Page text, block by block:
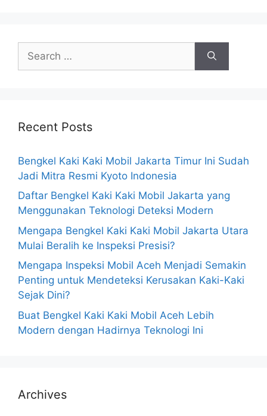
Recent Posts
Bengkel Kaki Kaki Mobil Jakarta Timur Ini Sudah
Jadi Mitra Resmi Kyoto Indonesia
Daftar Bengkel Kaki Kaki Mobil Jakarta yang
Menggunakan Teknologi Deteksi Modern
Mengapa Bengkel Kaki Kaki Mobil Jakarta Utara
Mulai Beralih ke Inspeksi Presisi?
Mengapa Inspeksi Mobil Aceh Menjadi Semakin
Penting untuk Mendeteksi Kerusakan Kaki-Kaki
Sejak Dini?
Buat Bengkel Kaki Kaki Mobil Aceh Lebih
Modern dengan Hadirnya Teknologi Ini
Archives